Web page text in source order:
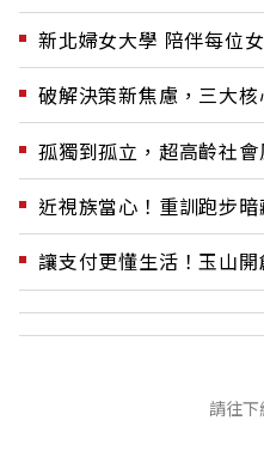
新北婦女大學 陪伴每位
破解決策新焦慮，三大核
孤獨到孤立，超高齡社會
近視族當心！重訓跑步暗
讓支付更懂生活！玉山
請往